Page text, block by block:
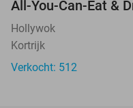
All-You-Can-Eat &
Hollywok
Kortrijk
Verkocht: 512